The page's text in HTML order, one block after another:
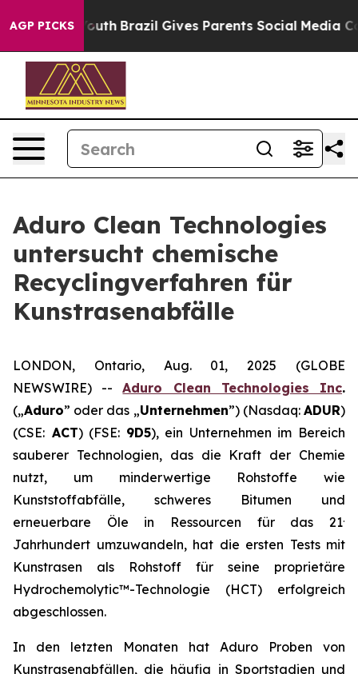
AGP PICKS
to Youth Brazil Gives Parents Social Media Controls
Aduro Clean Technologies
untersucht chemische
Recyclingverfahren für
Kunstrasenabfälle
LONDON, Ontario, Aug. 01, 2025 (GLOBE
NEWSWIRE) --Aduro Clean Technologies Inc.
(„Aduro” oder das „Unternehmen”) (Nasdaq:ADUR)
(CSE: ACT) (FSE: 9D5), ein Unternehmen im Bereich
sauberer Technologien, das die Kraft der Chemie
nutzt, um minderwertige Rohstoffe wie
Kunststoffabfälle, schweres Bitumen und
erneuerbare Öle in Ressourcen für das 21.
Jahrhundert umzuwandeln, hat die ersten Tests mit
Kunstrasen als Rohstoff für seine proprietäre
Hydrochemolytic™-Technologie (HCT) erfolgreich
abgeschlossen.
In den letzten Monaten hat Aduro Proben von
Kunstrasenabfällen, die häufig in Sportstadien und